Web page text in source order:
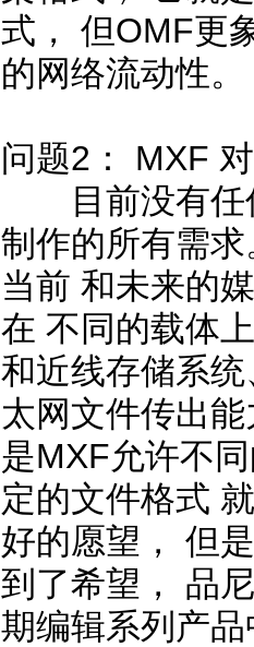
式， 但OMF更
的网络流动性。
问题2： MXF
目前没有任
制作的所有需
当前 和未来的
在 不同的载体
和近线存储系
太网文件传出
是MXF允许不
定的文件格式
好的愿望， 但
到了希望， 品
期编辑系列产